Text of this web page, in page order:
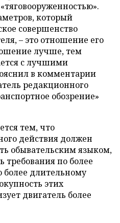
который
совершенство
– это отношение его
лучше, тем
с лучшими
в комментарии
редакционного
обозрение»
тем, что
действия должен
обывательским языком,
требования по более
более длительному
этих
двигатель более